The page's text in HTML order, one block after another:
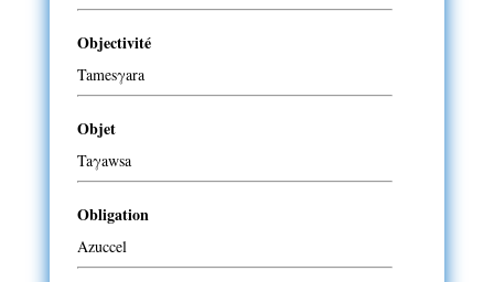
Objectivité
Tamesγara
Objet
Taγawsa
Obligation
Azuccel